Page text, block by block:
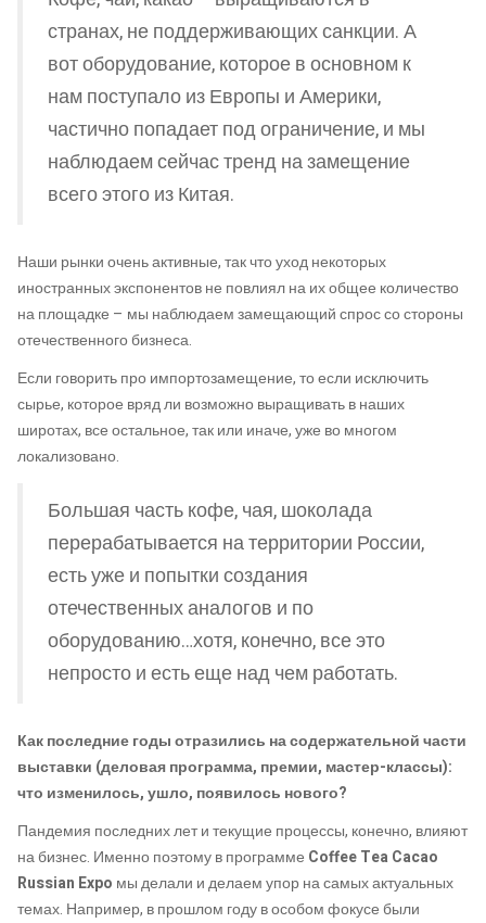
странах, не поддерживающих санкции. А
вот оборудование, которое в основном к
нам поступало из Европы и Америки,
частично попадает под ограничение, и мы
наблюдаем сейчас тренд на замещение
всего этого из Китая.
Наши рынки очень активные, так что уход некоторых
иностранных экспонентов не повлиял на их общее количество
на площадке – мы наблюдаем замещающий спрос со стороны
отечественного бизнеса.
Если говорить про импортозамещение, то если исключить
сырье, которое вряд ли возможно выращивать в наших
широтах, все остальное, так или иначе, уже во многом
локализовано.
Большая часть кофе, чая, шоколада
перерабатывается на территории России,
есть уже и попытки создания
отечественных аналогов и по
оборудованию…хотя, конечно, все это
непросто и есть еще над чем работать.
Как последние годы отразились на содержательной части
выставки (деловая программа, премии, мастер-классы):
что изменилось, ушло, появилось нового?
Пандемия последних лет и текущие процессы, конечно, влияют
на бизнес. Именно поэтому в программе Coffee Tea Cacao
Russian Expo мы делали и делаем упор на самых актуальных
темах. Например, в прошлом году в особом фокусе были